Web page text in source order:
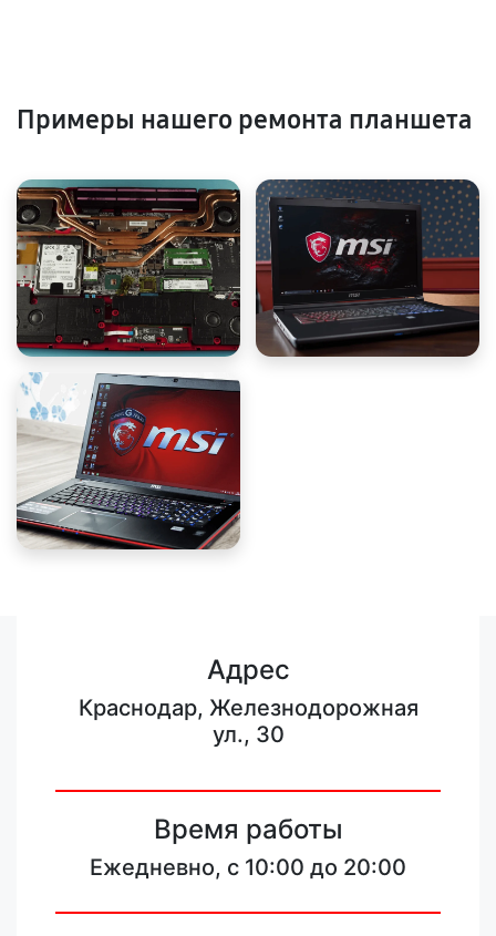
Примеры нашего ремонта планшета
Адрес
Краснодар, Железнодорожная
ул., 30
Время работы
Ежедневно, с 10:00 до 20:00